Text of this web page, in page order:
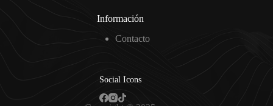
Información
Contacto
Social Icons